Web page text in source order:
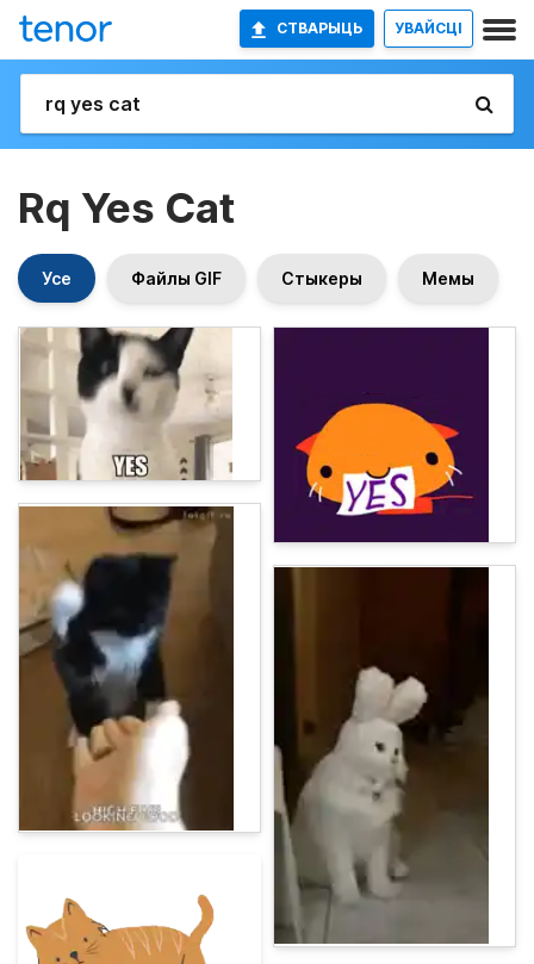
СТВАРЫЦЬ УВАЙСЦІ
Rq Yes Cat
Усе Файлы GIF Стыкеры Мемы